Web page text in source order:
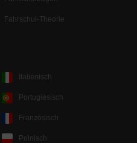
Fahrschul-Theorie
Italienisch
Portugiesisch
Französisch
Polnisch